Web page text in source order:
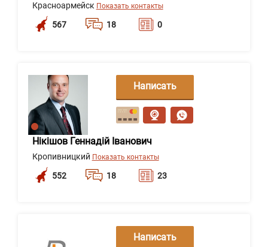
Красноармейск Показать контакты
567 18 0
Нікішов Геннадій Іванович
Кропивницкий Показать контакты
552 18 23
Написать
сообщение
Написать